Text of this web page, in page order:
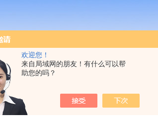
欢迎您！
来自局域网的朋友！有什么可以帮
助您的吗？